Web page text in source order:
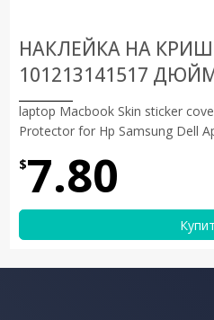
НАКЛЕЙКА НА
101213141517
laptop Macbook Skin sticker
Protector for Hp Samsung Dell
$7.80